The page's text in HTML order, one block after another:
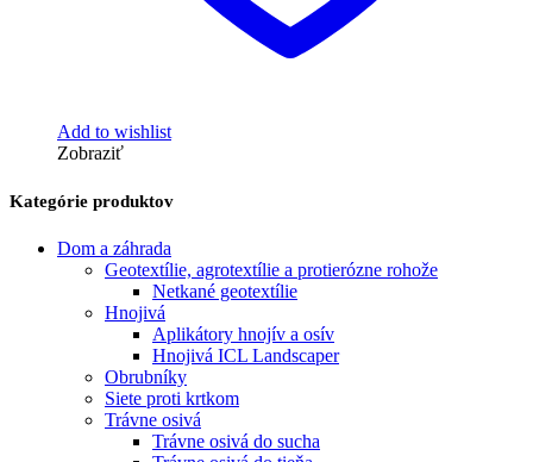
Add to wishlist
Zobraziť
Kategórie produktov
Dom a záhrada
Geotextílie, agrotextílie a protierózne rohože
Netkané geotextílie
Hnojivá
Aplikátory hnojív a osív
Hnojivá ICL Landscaper
Obrubníky
Siete proti krtkom
Trávne osivá
Trávne osivá do sucha